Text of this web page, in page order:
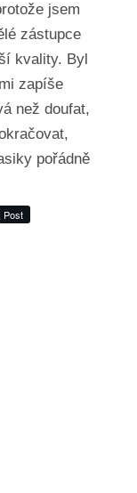
jsem
zástupce
kvality. Byl
zapíše
než doufat,
pořádně
Post